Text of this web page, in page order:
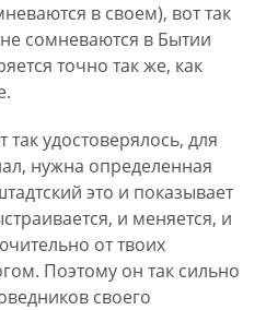
в своем), вот так
сомневаются в Бытии
точно так же, как
удостоверялось, для
нужна определенная
это и показывает
и меняется, и
от твоих
Поэтому он так сильно
своего